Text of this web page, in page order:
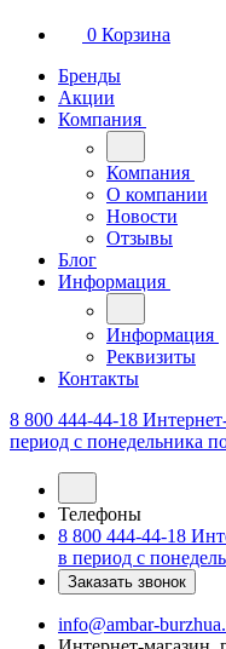
0 Корзина
Бренды
Акции
Компания
Компания
О компании
Новости
Отзывы
Блог
Информация
Информация
Реквизиты
Контакты
8 800 444-44-18
период с понедельника
Телефоны
8 800 444-44-18
в период с
Заказать звонок
info@ambar-